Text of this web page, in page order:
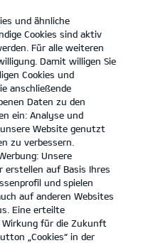
KONTAKT
und ähnliche
Cookies sind aktiv
Für alle weiteren
Damit willigen Sie
Cookies und
anschließende
Daten zu den
ein: Analyse und
Website genutzt
zu verbessern.
Unsere
erstellen auf Basis Ihres
und spielen
auf anderen Websites
Eine erteilte
für die Zukunft
„Cookies“ in der